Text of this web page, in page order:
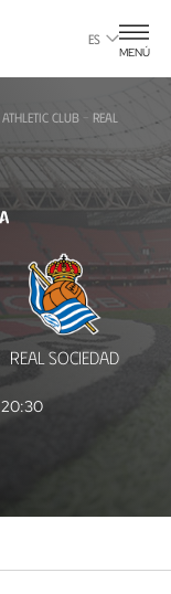
ES
MENÚ
ATHLETIC CLUB - REAL
REAL SOCIEDAD
20:30